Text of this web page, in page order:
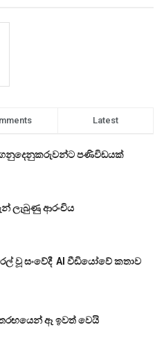
Latest
ගනුදෙනුකරුවන්ට පණිවිඩයක්
ලැබුණු ආරංචිය
වූ සංවේදී AI වීඩියෝවේ කතාව
තරඟයෙන් ඈ ඉවත් වෙයි